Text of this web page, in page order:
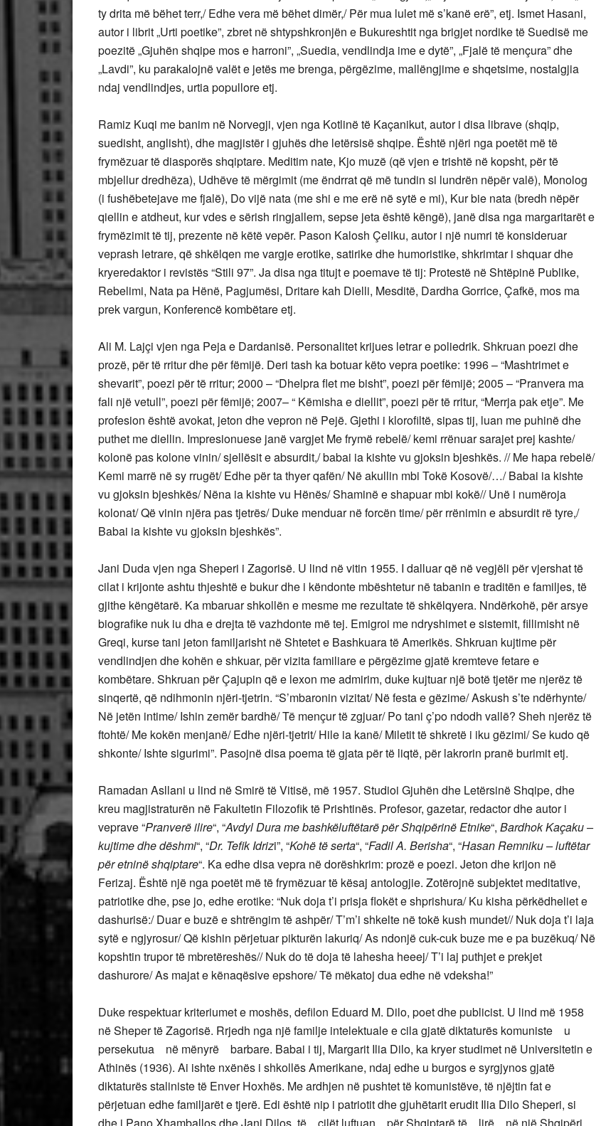
ty drita më bëhet terr,/ Edhe vera më bëhet dimër,/ Për mua lulet më s’kanë erë”, etj. Ismet Hasani,
autor i librit „Urti poetike”, zbret në shtypshkronjën e Bukureshtit nga brigjet nordike të Suedisë me
poezitë „Gjuhën shqipe mos e harroni”, „Suedia, vendlindja ime e dytë”, „Fjalë të mençura” dhe
„Lavdi”, ku parakalojnë valët e jetës me brenga, përgëzime, mallëngjime e shqetsime, nostalgjia
ndaj vendlindjes, urtia popullore etj.
Ramiz Kuqi me banim në Norvegji, vjen nga Kotlinë të Kaçanikut, autor i disa librave (shqip,
suedisht, anglisht), dhe magjistër i gjuhës dhe letërsisë shqipe. Është njëri nga poetët më të
frymëzuar të diasporës shqiptare. Meditim nate, Kjo muzë (që vjen e trishtë në kopsht, për të
mbjellur dredhëza), Udhëve të mërgimit (me ëndrrat që më tundin si lundrën nëpër valë), Monolog
(i fushëbetejave me fjalë), Do vijë nata (me shi e me erë në sytë e mi), Kur bie nata (bredh nëpër
qiellin e atdheut, kur vdes e sërish ringjallem, sepse jeta është këngë), janë disa nga margaritarët e
frymëzimit të tij, prezente në këtë vepër. Pason Kalosh Çeliku, autor i një numri të konsideruar
veprash letrare, që shkëlqen me vargje erotike, satirike dhe humoristike, shkrimtar i shquar dhe
kryeredaktor i revistës “Stili 97”. Ja disa nga titujt e poemave të tij: Protestë në Shtëpinë Publike,
Rebelimi, Nata pa Hënë, Pagjumësi, Dritare kah Dielli, Mesditë, Dardha Gorrice, Çafkë, mos ma
prek vargun, Konferencë kombëtare etj.
Ali M. Lajçi vjen nga Peja e Dardanisë. Personalitet krijues letrar e poliedrik. Shkruan poezi dhe
prozë, për të rritur dhe për fëmijë. Deri tash ka botuar këto vepra poetike: 1996 – “Mashtrimet e
shevarit”, poezi për të rritur; 2000 – “Dhelpra flet me bisht”, poezi për fëmijë; 2005 – “Pranvera ma
fali një vetull”, poezi për fëmijë; 2007– “ Këmisha e diellit”, poezi për të rritur, “Merrja pak etje”. Me
profesion është avokat, jeton dhe vepron në Pejë. Gjethi i klorofiltë, sipas tij, luan me puhinë dhe
puthet me diellin. Impresionuese janë vargjet Me frymë rebelë/ kemi rrënuar sarajet prej kashte/
kolonë pas kolone vinin/ sjellësit e absurdit,/ babai ia kishte vu gjoksin bjeshkës. // Me hapa rebelë/
Kemi marrë në sy rrugët/ Edhe për ta thyer qafën/ Në akullin mbi Tokë Kosovë/…/ Babai ia kishte
vu gjoksin bjeshkës/ Nëna ia kishte vu Hënës/ Shaminë e shapuar mbi kokë// Unë i numëroja
kolonat/ Që vinin njëra pas tjetrës/ Duke menduar në forcën time/ për rrënimin e absurdit rë tyre,/
Babai ia kishte vu gjoksin bjeshkës”.
Jani Duda vjen nga Sheperi i Zagorisë. U lind në vitin 1955. I dalluar që në vegjëli për vjershat të
cilat i krijonte ashtu thjeshtë e bukur dhe i këndonte mbështetur në tabanin e traditën e familjes, të
gjithe këngëtarë. Ka mbaruar shkollën e mesme me rezultate të shkëlqyera. Nndërkohë, për arsye
biografike nuk iu dha e drejta të vazhdonte më tej. Emigroi me ndryshimet e sistemit, fillimisht në
Greqi, kurse tani jeton familjarisht në Shtetet e Bashkuara të Amerikës. Shkruan kujtime për
vendlindjen dhe kohën e shkuar, për vizita familiare e përgëzime gjatë kremteve fetare e
kombëtare. Shkruan për Çajupin që e lexon me admirim, duke kujtuar një botë tjetër me njerëz të
sinqertë, që ndihmonin njëri-tjetrin. “S’mbaronin vizitat/ Në festa e gëzime/ Askush s’te ndërhynte/
Në jetën intime/ Ishin zemër bardhë/ Të mençur të zgjuar/ Po tani ç’po ndodh vallë? Sheh njerëz të
ftohtë/ Me kokën menjanë/ Edhe njëri-tjetrit/ Hile ia kanë/ Miletit të shkretë i iku gëzimi/ Se kudo që
shkonte/ Ishte sigurimi”. Pasojnë disa poema të gjata për të liqtë, për lakrorin pranë burimit etj.
Ramadan Asllani u lind në Smirë të Vitisë, më 1957. Studioi Gjuhën dhe Letërsinë Shqipe, dhe
kreu magjistraturën në Fakultetin Filozofik të Prishtinës. Profesor, gazetar, redactor dhe autor i
veprave “Pranverë ilire“, “Avdyl Dura me bashkëluftëtarë për Shqipërinë Etnike“, Bardhok Kaçaku –
kujtime dhe dëshmi“, “Dr. Tefik Idrizi”, “Kohë të serta“, “Fadil A. Berisha“, “Hasan Remniku – luftëtar
për etninë shqiptare“. Ka edhe disa vepra në dorëshkrim: prozë e poezi. Jeton dhe krijon në
Ferizaj. Është një nga poetët më të frymëzuar të kësaj antologjie. Zotërojnë subjektet meditative,
patriotike dhe, pse jo, edhe erotike: “Nuk doja t’i prisja flokët e shprishura/ Ku kisha përkëdheliet e
dashurisë:/ Duar e buzë e shtrëngim të ashpër/ T’m’i shkelte në tokë kush mundet// Nuk doja t’i laja
sytë e ngjyrosur/ Që kishin përjetuar pikturën lakuriq/ As ndonjë cuk-cuk buze me e pa buzëkuq/ Në
kopshtin trupor të mbretëreshës// Nuk do të doja të lahesha heeej/ T’i laj puthjet e prekjet
dashurore/ As majat e kënaqësive epshore/ Të mëkatoj dua edhe në vdeksha!”
Duke respektuar kriteriumet e moshës, defilon Eduard M. Dilo, poet dhe publicist. U lind më 1958
në Sheper të Zagorisë. Rrjedh nga një familje intelektuale e cila gjatë diktaturës komuniste u
persekutua në mënyrë barbare. Babai i tij, Margarit Ilia Dilo, ka kryer studimet në Universitetin e
Athinës (1936). Ai ishte nxënës i shkollës Amerikane, ndaj edhe u burgos e syrgjynos gjatë
diktaturës staliniste të Enver Hoxhës. Me ardhjen në pushtet të komunistëve, të njëjtin fat e
përjetuan edhe familjarët e tjerë. Edi është nip i patriotit dhe gjuhëtarit erudit Ilia Dilo Sheperi, si